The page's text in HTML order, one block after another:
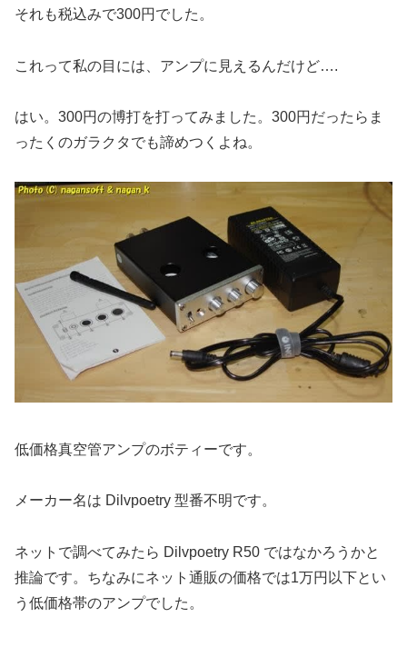
それも税込みで300円でした。
これって私の目には、アンプに見えるんだけど….
はい。300円の博打を打ってみました。300円だったらま
ったくのガラクタでも諦めつくよね。
低価格真空管アンプのボティーです。
メーカー名は Dilvpoetry 型番不明です。
ネットで調べてみたら Dilvpoetry R50 ではなかろうかと
推論です。ちなみにネット通販の価格では1万円以下とい
う低価格帯のアンプでした。